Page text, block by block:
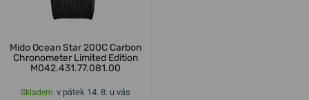
Mido Ocean Star 200C Carbon
Chronometer Limited Edition
M042.431.77.081.00
Skladem v pátek 14. 8. u vás